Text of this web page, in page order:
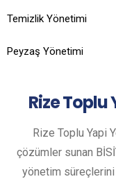
Temizlik Yönetimi
Peyzaş Yönetimi
RizeToplu
Rize Toplu Yapi
çözümler sunan
yönetim süreçlerini